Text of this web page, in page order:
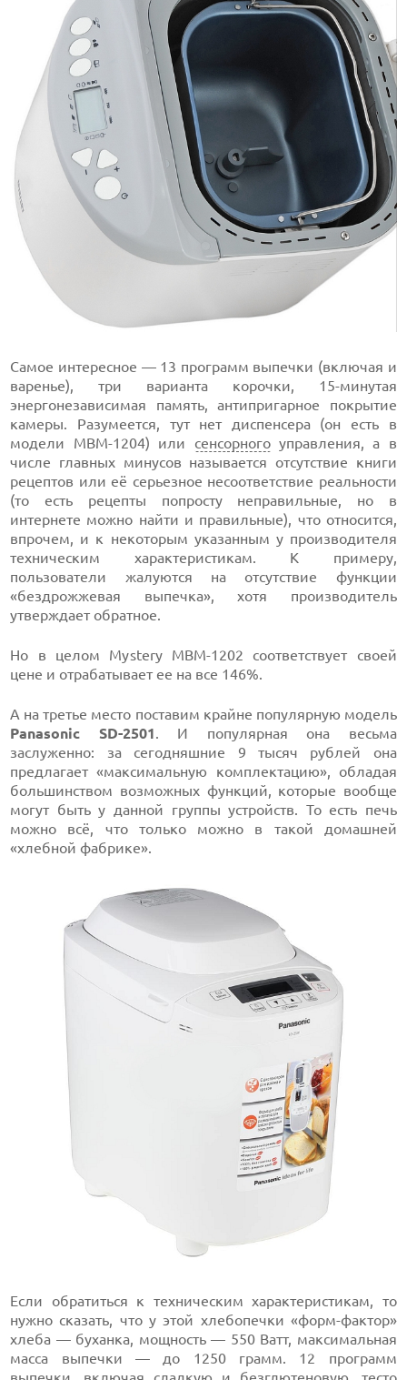
Самое интересное — 13 программ выпечки (включая и
варенье), три варианта корочки, 15-минутая
энергонезависимая память, антипригарное покрытие
камеры. Разумеется, тут нет диспенсера (он есть в
модели MBM-1204) или сенсорногоуправления, а в
числе главных минусов называется отсутствие книги
рецептов или её серьезное несоответствие реальности
(то есть рецепты попросту неправильные, но в
интернете можно найти и правильные), что относится,
впрочем, и к некоторым указанным у производителя
техническим характеристикам. К примеру,
пользователи жалуются на отсутствие функции
«бездрожжевая выпечка», хотя производитель
утверждает обратное.
Но в целом Mystery MBM-1202 соответствует своей
цене и отрабатывает ее на все 146%.
А на третье место поставим крайне популярную модель
Panasonic SD-2501. И популярная она весьма
заслуженно: за сегодняшние 9 тысяч рублей она
предлагает «максимальную комплектацию», обладая
большинством возможных функций, которые вообще
могут быть у данной группы устройств. То есть печь
можно всё, что только можно в такой домашней
«хлебной фабрике».
Если обратиться к техническим характеристикам, то
нужно сказать, что у этой хлебопечки «форм-фактор»
хлеба — буханка, мощность — 550 Ватт, максимальная
масса выпечки — до 1250 грамм. 12 программ